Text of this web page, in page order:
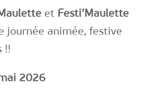
et Festi’Maulette
journée animée, festive
!!
2026